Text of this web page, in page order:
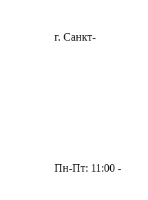
г. Санкт-
Пн-Пт: 11:00 -